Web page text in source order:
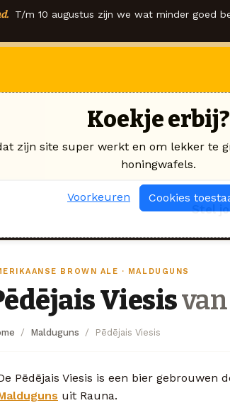
T/m 10 augustus zijn we wat minder goed
Stel
BROWN ALE · MALDUGUNS
Viesis
Malduguns Pēdējais Viesis
Pēdējais Viesis is een bier gebrouwen
uit Rauna.
Koekje erbij?
zijn site super werkt en om lekker te
honingwafels.
Voorkeuren Cookies